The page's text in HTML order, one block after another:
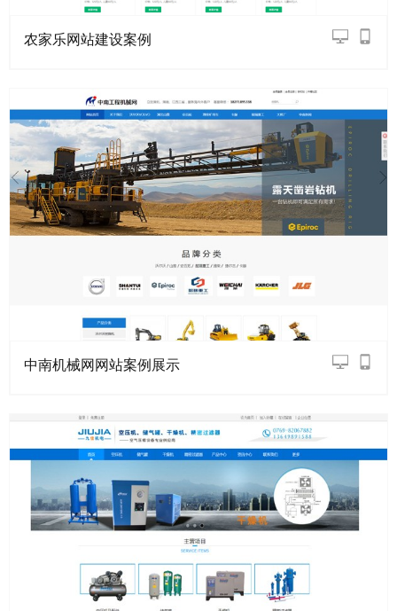
农家乐网站建设案例
中南机械网网站案例展示